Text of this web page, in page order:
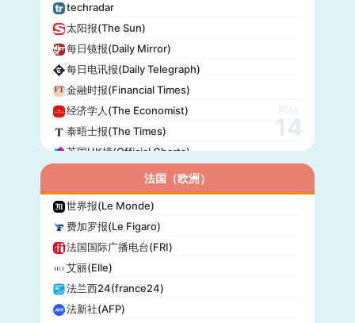
techradar
太阳报(The Sun)
每日镜报(Daily Mirror)
每日电讯报(Daily Telegraph)
金融时报(Financial Times)
经济学人(The Economist)
泰晤士报(The Times)
英国UK榜(Official Charts)
网站
14
法国（欧洲）
世界报(Le Monde)
费加罗报(Le Figaro)
法国国际广播电台(FRI)
艾丽(Elle)
法兰西24(france24)
法新社(AFP)